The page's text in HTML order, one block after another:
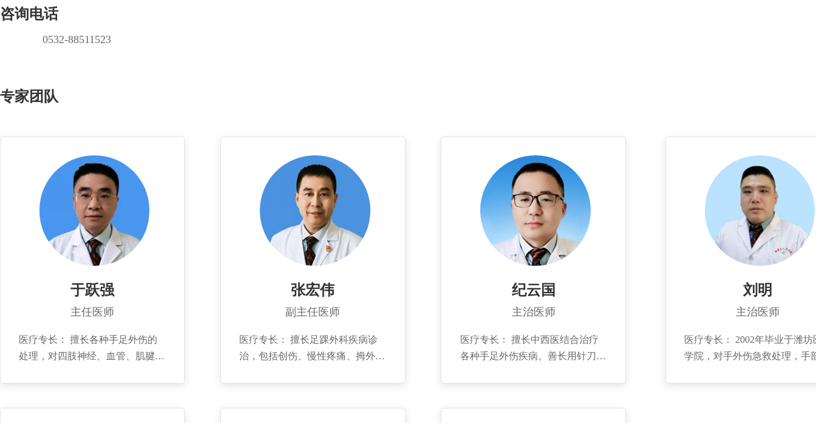
咨询电话
0532-88511523
专家团队
于跃强
主任医师
医疗专长： 擅长各种手足外伤的
处理，对四肢神经、血管、肌腱断
张宏伟
副主任医师
医疗专长： 擅长足踝外科疾病诊
治，包括创伤、慢性疼痛、拇外
纪云国
主治医师
医疗专长： 擅长中西医结合治疗
各种手足外伤疾病。善长用针刀治
刘明
主治医师
医疗专长： 2002年毕业于潍坊
学院，对手外伤急救处理，手